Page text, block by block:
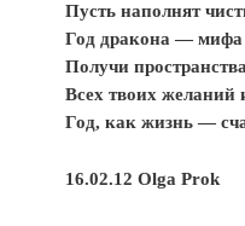
Пусть наполнят
Год дракона — мифа
Получи
Всех твоих желаний
Год, как жизнь —
16.02.12 Olga Prok